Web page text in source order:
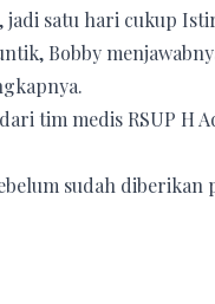
jadi satu hari cukup
Bobby
tim medis RSUP H
sudah